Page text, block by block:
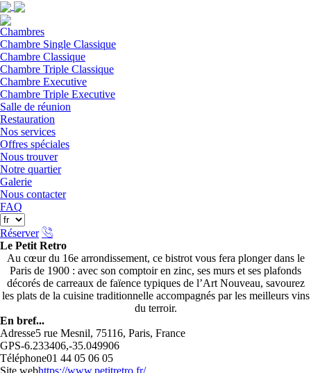
Chambres
Chambre Single Classique
Chambre Classique
Chambre Triple Classique
Chambre Executive
Chambre Triple Executive
Salle de réunion
Restauration
Nos services
Offres spéciales
Nous trouver
Notre quartier
Galerie
Nous contacter
FAQ
Réserver
Le Petit Retro
Au cœur du 16e arrondissement, ce bistrot vous fera plonger dans le
Paris de 1900 : avec son comptoir en zinc, ses murs et ses plafonds
décorés de carreaux de faïence typiques de l’Art Nouveau, savourez
les plats de la cuisine traditionnelle accompagnés par les meilleurs vins
du terroir.
En bref...
Adresse5 rue Mesnil, 75116, Paris, France
GPS-6.233406,-35.049906
Téléphone01 44 05 06 05
Site webhttps://www.petitretro.fr/